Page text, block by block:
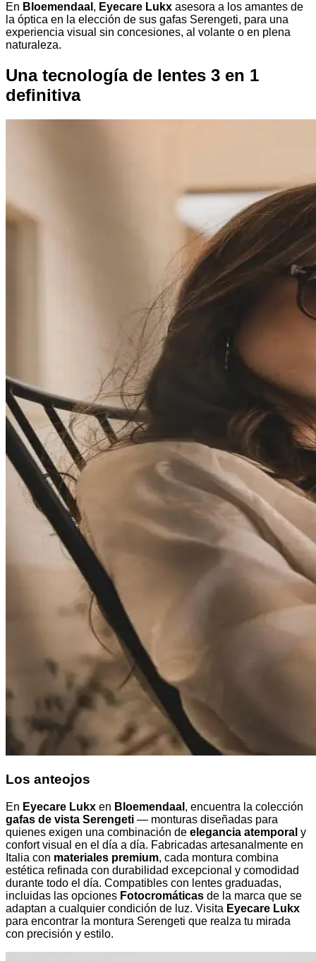
En Bloemendaal , Eyecare Lukx asesora a los amantes de
la óptica en la elección de sus gafas Serengeti, para una
experiencia visual sin concesiones, al volante o en plena
naturaleza.
Una tecnología de lentes 3 en 1
definitiva
Los anteojos
En Eyecare Lukx en Bloemendaal , encuentra la colección
gafas de vista Serengeti — monturas diseñadas para
quienes exigen una combinación de elegancia atemporal y
confort visual en el día a día. Fabricadas artesanalmente en
Italia con materiales premium, cada montura combina
estética refinada con durabilidad excepcional y comodidad
durante todo el día. Compatibles con lentes graduadas,
incluidas las opciones Fotocromáticas de la marca que se
adaptan a cualquier condición de luz. Visita Eyecare Lukx
para encontrar la montura Serengeti que realza tu mirada
con precisión y estilo.